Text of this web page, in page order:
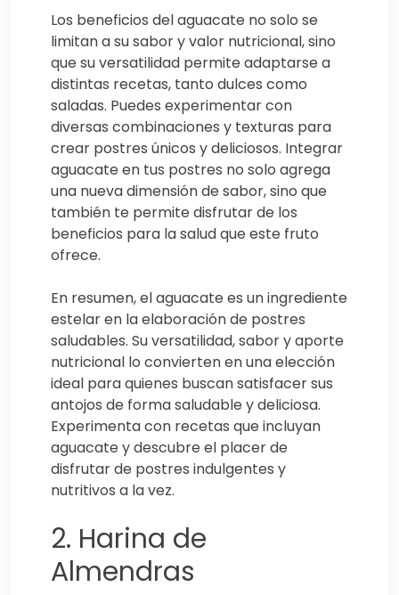
Los beneficios del aguacate no solo se
limitan a su sabor y valor nutricional, sino
que su versatilidad permite adaptarse a
distintas recetas, tanto dulces como
saladas. Puedes experimentar con
diversas combinaciones y texturas para
crear postres únicos y deliciosos. Integrar
aguacate en tus postres no solo agrega
una nueva dimensión de sabor, sino que
también te permite disfrutar de los
beneficios para la salud que este fruto
ofrece.
En resumen, el aguacate es un ingrediente
estelar en la elaboración de postres
saludables. Su versatilidad, sabor y aporte
nutricional lo convierten en una elección
ideal para quienes buscan satisfacer sus
antojos de forma saludable y deliciosa.
Experimenta con recetas que incluyan
aguacate y descubre el placer de
disfrutar de postres indulgentes y
nutritivos a la vez.
2. Harina de
Almendras